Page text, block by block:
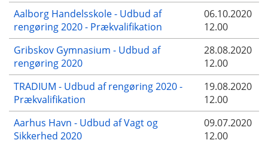
Aalborg Handelsskole - Udbud af
rengøring 2020 - Prækvalifikation
06.10.2020
12.00
Gribskov Gymnasium - Udbud af
rengøring 2020
28.08.2020
12.00
TRADIUM - Udbud af rengøring 2020 -
Prækvalifikation
19.08.2020
12.00
Aarhus Havn - Udbud af Vagt og
Sikkerhed 2020
09.07.2020
12.00